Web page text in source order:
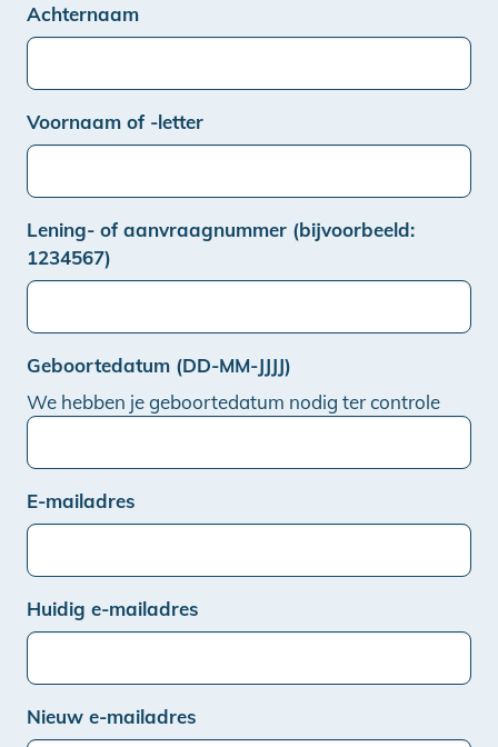
Achternaam
Voornaam of -letter
Lening- of aanvraagnummer (bijvoorbeeld:
1234567)
Geboortedatum (DD-MM-JJJJ)
We hebben je geboortedatum nodig ter controle
E-mailadres
Huidig e-mailadres
Nieuw e-mailadres